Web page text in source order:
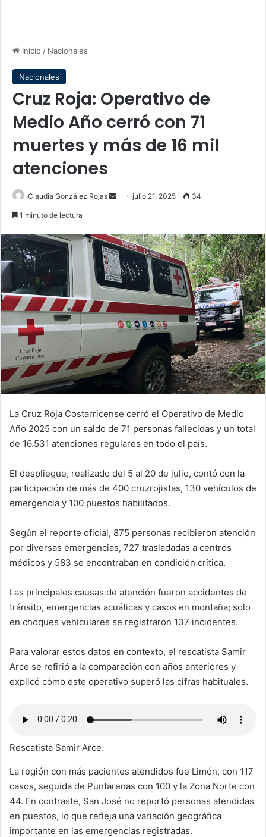
Inicio / Nacionales
Nacionales
Cruz Roja: Operativo de
Medio Año cerró con 71
muertes y más de 16 mil
atenciones
Claudia González Rojas
Sendjulio 21, 2025 34
1 minuto de lectura
La Cruz Roja Costarricense cerró el Operativo de Medio
Año 2025 con un saldo de 71 personas fallecidas y un total
de 16.531 atenciones regulares en todo el país.
El despliegue, realizado del 5 al 20 de julio, contó con la
participación de más de 400 cruzrojistas, 130 vehículos de
emergencia y 100 puestos habilitados.
Según el reporte oficial, 875 personas recibieron atención
por diversas emergencias, 727 trasladadas a centros
médicos y 583 se encontraban en condición crítica.
Las principales causas de atención fueron accidentes de
tránsito, emergencias acuáticas y casos en montaña; solo
en choques vehiculares se registraron 137 incidentes.
Para valorar estos datos en contexto, el rescatista Samir
Arce se refirió a la comparación con años anteriores y
explicó cómo este operativo superó las cifras habituales.
Rescatista Samir Arce.
La región con más pacientes atendidos fue Limón, con 117
casos, seguida de Puntarenas con 100 y la Zona Norte con
44. En contraste, San José no reportó personas atendidas
en puestos, lo que refleja una variación geográfica
importante en las emergencias registradas.